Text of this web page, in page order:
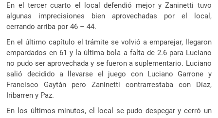
En el tercer cuarto el local defendió mejor y Zaninetti tuvo
algunas imprecisiones bien aprovechadas por el local,
cerrando arriba por 46 – 44.
En el último capítulo el trámite se volvió a emparejar, llegaron
empardados en 61 y la última bola a falta de 2.6 para Luciano
no pudo ser aprovechada y se fueron a suplementario. Luciano
salió decidido a llevarse el juego con Luciano Garrone y
Francisco Gaytán pero Zaninetti contrarrestaba con Díaz,
Iribarren y Paz.
En los últimos minutos, el local se pudo despegar y cerró un